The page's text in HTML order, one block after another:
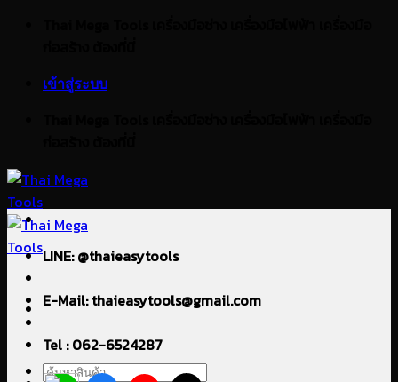
เข้าสู่ระบบ
ค้นหา:
LINE: @thaieasytools
E-Mail: thaieasytools@gmail.com
Tel : 062-6524287